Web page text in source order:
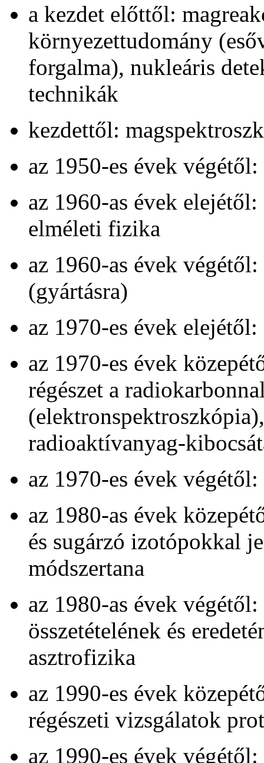
a kezdet előttől:
környezettudomány
forgalma), nukleáris
technikák
kezdettől:
az 1950-es évek
az 1960-as évek
elméleti fizika
az 1960-as évek
(gyártásra)
az 1970-es évek
az 1970-es évek
régészet a
radioaktívanyag-
az 1970-es évek
az 1980-as évek
és sugárzó izotópokkal
módszertana
az 1980-as évek
összetételének és
asztrofizika
az 1990-es évek
régészeti vizsgálatok
az 1990-es évek